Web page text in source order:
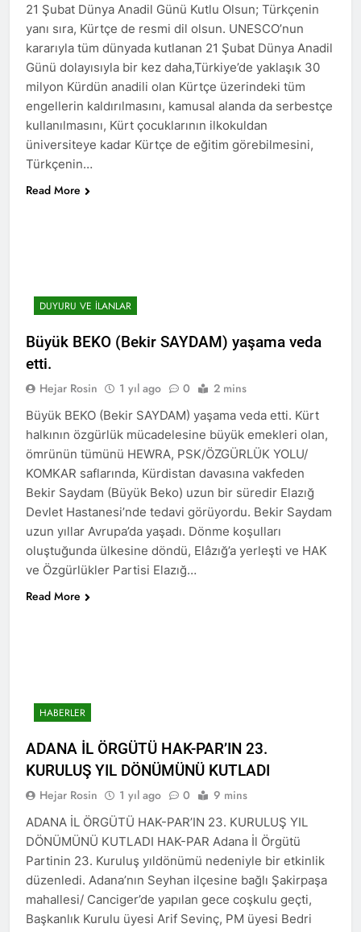
beraberindeki heyet,
Alakad/PDK Dış ilişkiler
siyasi büro başkanı Dr.
Kemal Kerküki ile görüştü
2 Yıl Ago
HAK-PAR Mersin il’i Silifke
İlçe Kongresi 9/11/2024
saat 13-15 saatleri arasında
Taşucu mah.İsmet İnönü
cd.5.sk No:1/E de yapıldı.
2 Yıl Ago
HAK-PAR Genel Başkanı
Düzgün KAPLAN CİZRE’DE
‘Barış ve istikrar ancak Kürt
meselesinin adil çözüme
kavuşturulması ile mümkün
2 Yıl Ago
HAK-PAR Adana il’i Sarıçam ve
Çukurova İlçe Kongreleri
Frankfurt’ta toplandı ve
gündemindeki konuları
DİAKURD /Diaspora Kürtleri
Kürtlerin, ulus olmaktan
kullanamadıklarından
hareketle, maruz kaldıkları
uluslararası hukuka da aykırı
politikalara dikkat çeken
hukuki süreci destekliyoruz.
Diyarbakır HAK-PAR İl
örgütü Dünya’ ve Türkiye’de
yaşanan son gelişmeler ile
ilgili bugün ilk örgütü
binasında basın toplantısı
gerçekleştirdi.
2 Yıl Ago
Kürt dili ve edebiyatı uzmani
Paris’teki Kürt Enstitüisü’nün
kurucularından dilbilimci,
araştırmacı ve yazar
Profesir Joyce Blau 92
yaşında yaşama veda etti.
2 Yıl Ago
BAHÇELİ, ÖCALAN VE
KÜRT MESELESİ
ÜZERİNE
2 Yıl Ago
BAHÇELÎ, OCALAN Û
PİRSGİRÊKA KURD
Yayınevini Ziyaret Etti.
2 Yıl Ago
2 Yıl Ago
GÜNÜ KUTLU OLSUN
2 Yıl Ago
HAK-PAR Heyeti Van ve
Tatvan’ı ziyaret etti.
2 Yıl Ago
Gar Katliamının
üzerinden 9 yıl geçti
21 Şubat Dünya Anadil Günü Kutlu Olsun; Türkçenin
yanı sıra, Kürtçe de resmi dil olsun. UNESCO’nun
kararıyla tüm dünyada kutlanan 21 Şubat Dünya Anadil
Günü dolayısıyla bir kez daha,Türkiye’de yaklaşık 30
milyon Kürdün anadili olan Kürtçe üzerindeki tüm
engellerin kaldırılmasını, kamusal alanda da serbestçe
kullanılmasını, Kürt çocuklarının ilkokuldan
üniversiteye kadar Kürtçe de eğitim görebilmesini,
Türkçenin…
Read More
DUYURU VE İLANLAR
Büyük BEKO (Bekir SAYDAM) yaşama veda
etti.
Hejar Rosin 1 yıl ago 0 2 mins
Büyük BEKO (Bekir SAYDAM) yaşama veda etti. Kürt
halkının özgürlük mücadelesine büyük emekleri olan,
ömrünün tümünü HEWRA, PSK/ÖZGÜRLÜK YOLU/
KOMKAR saflarında, Kürdistan davasına vakfeden
Bekir Saydam (Büyük Beko) uzun bir süredir Elazığ
Devlet Hastanesi’nde tedavi görüyordu. Bekir Saydam
uzun yıllar Avrupa’da yaşadı. Dönme koşulları
oluştuğunda ülkesine döndü, Elâzığ’a yerleşti ve HAK
ve Özgürlükler Partisi Elazığ…
Read More
HABERLER
ADANA İL ÖRGÜTÜ HAK-PAR’IN 23.
KURULUŞ YIL DÖNÜMÜNÜ KUTLADI
Hejar Rosin 1 yıl ago 0 9 mins
ADANA İL ÖRGÜTÜ HAK-PAR’IN 23. KURULUŞ YIL
DÖNÜMÜNÜ KUTLADI HAK-PAR Adana İl Örgütü
Partinin 23. Kuruluş yıldönümü nedeniyle bir etkinlik
düzenledi. Adana’nın Seyhan ilçesine bağlı Şakirpaşa
mahallesi/ Canciger’de yapılan gece coşkulu geçti,
Başkanlık Kurulu üyesi Arif Sevinç, PM üyesi Bedri